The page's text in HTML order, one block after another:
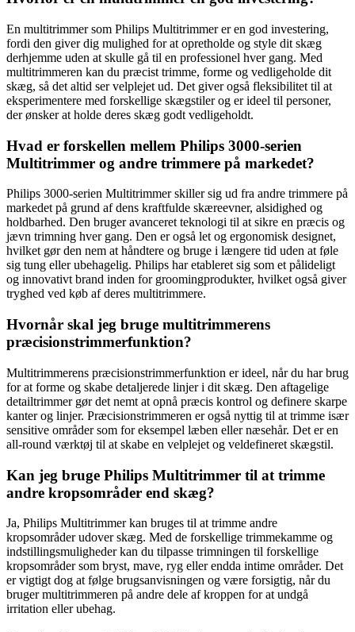
En multitrimmer som Philips Multitrimmer er en god investering,
fordi den giver dig mulighed for at opretholde og style dit skæg
derhjemme uden at skulle gå til en professionel hver gang. Med
multitrimmeren kan du præcist trimme, forme og vedligeholde dit
skæg, så det altid ser velplejet ud. Det giver også fleksibilitet til at
eksperimentere med forskellige skægstiler og er ideel til personer,
der ønsker at holde deres skæg godt vedligeholdt.
Hvad er forskellen mellem Philips 3000-serien
Multitrimmer og andre trimmere på markedet?
Philips 3000-serien Multitrimmer skiller sig ud fra andre trimmere på
markedet på grund af dens kraftfulde skæreevner, alsidighed og
holdbarhed. Den bruger avanceret teknologi til at sikre en præcis og
jævn trimning hver gang. Den er også let og ergonomisk designet,
hvilket gør den nem at håndtere og bruge i længere tid uden at føle
sig tung eller ubehagelig. Philips har etableret sig som et pålideligt
og innovativt brand inden for groomingprodukter, hvilket også giver
tryghed ved køb af deres multitrimmere.
Hvornår skal jeg bruge multitrimmerens
præcisionstrimmerfunktion?
Multitrimmerens præcisionstrimmerfunktion er ideel, når du har brug
for at forme og skabe detaljerede linjer i dit skæg. Den aftagelige
detailtrimmer gør det nemt at opnå præcis kontrol og definere skarpe
kanter og linjer. Præcisionstrimmeren er også nyttig til at trimme især
sensitive områder som for eksempel læben eller næsehår. Det er en
all-round værktøj til at skabe en velplejet og veldefineret skægstil.
Kan jeg bruge Philips Multitrimmer til at trimme
andre kropsområder end skæg?
Ja, Philips Multitrimmer kan bruges til at trimme andre
kropsområder udover skæg. Med de forskellige trimmekamme og
indstillingsmuligheder kan du tilpasse trimningen til forskellige
kropsområder som bryst, mave, ryg eller endda intime områder. Det
er vigtigt dog at følge brugsanvisningen og være forsigtig, når du
bruger multitrimmeren på andre dele af kroppen for at undgå
irritation eller ubehag.